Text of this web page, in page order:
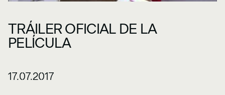
TRÁILER OFICIAL DE LA
PELÍCULA
17.07.2017